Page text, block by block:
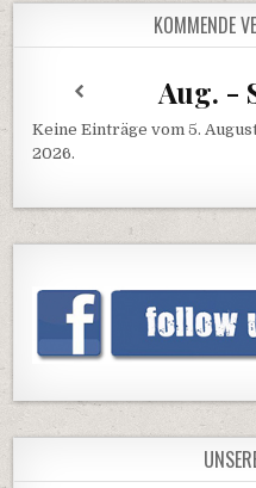
KOMMENDE
Aug. -
Keine Einträge vom 5.
2026.